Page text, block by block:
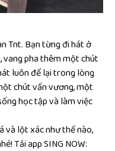
Tnt. Bạn từng đi hát ở
pha thêm một chút
luôn để lại trong lòng
chút vấn vương, một
học tập và làm việc
và lột xác như thế nào,
Tải app SING NOW: